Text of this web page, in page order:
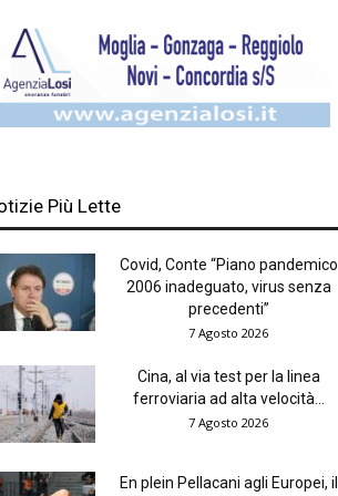
Più Lette
Covid, Conte “Piano pandemico
2006 inadeguato, virus senza
precedenti”
7 Agosto 2026
Cina, al via test per la linea
ferroviaria ad alta velocità...
7 Agosto 2026
En plein Pellacani agli Europei, il